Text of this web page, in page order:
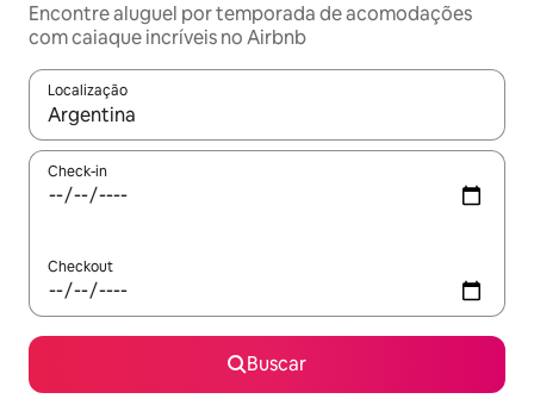
Encontre aluguel por temporada de acomodações
com caiaque incríveis no Airbnb
Localização
Quando os resultados estiverem disponíveis, explore-os
Check-in
Checkout
Buscar